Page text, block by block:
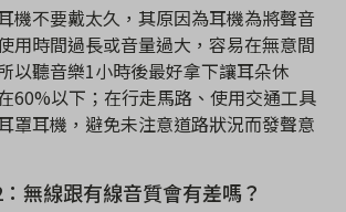
機不要戴太久，其原因為耳機為將聲音
用時間過長或音量過大，容易在無意間
以聽音樂1小時後最好拿下讓耳朵休
60%以下；在行走馬路、使用交通工具
罩耳機，避免未注意道路狀況而發聲意
無線跟有線音質會有差嗎？